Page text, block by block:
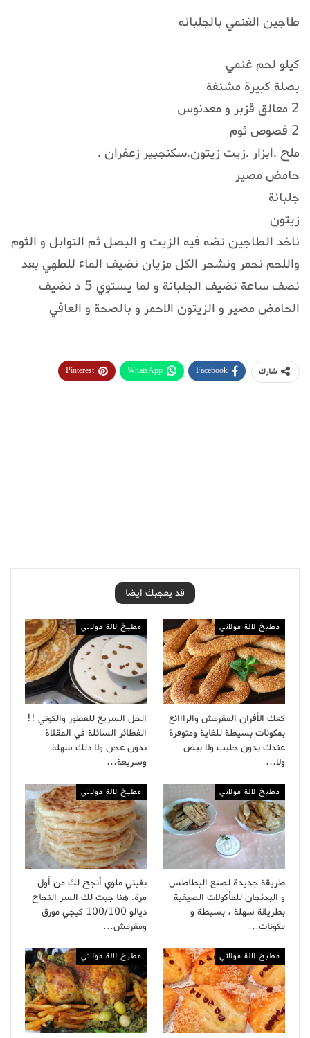
طاجين الغنمي بالجلبانه
كيلو لحم غنمي
بصلة كبيرة مشنفة
2 معالق قزبر و معدنوس
2 فصوص ثوم
ملح .ابزار .زيت زيتون.سكنجبير زعفران .
حامض مصير
جلبانة
زيتون
ناخد الطاجين نضه فيه الزيت و البصل ثم التوابل و الثوم
واللحم نحمر ونشحر الكل مزيان نضيف الماء للطهي بعد
نصف ساعة نضيف الجلبانة و لما يستوي 5 د نضيف
الحامض مصير و الزيتون الاحمر و بالصحة و العافي
شارك Facebook
WhatsApp
Pinterest
قد يعجبك ايضا
مطبخ لالة مولاتي
كعك الأفران المقرمش والرااائع
بمكونات بسيطة للغاية ومتوفرة
عندك بدون حليب ولا بيض
ولا…
مطبخ لالة مولاتي
الحل السريع للفطور والكوتي !!
الفطائر السائلة في المقلاة
بدون عجن ولا دلك سهلة
وسريعة…
مطبخ لالة مولاتي
طريقة جديدة لصنع البطاطس
و البدنجان للمأكولات الصيفية
بطريقة سهلة ، بسيطة و
مكونات…
مطبخ لالة مولاتي
بغيتي ملوي أنجح لك من أول
مرة. هنا جبت لك السر النجاح
ديالو 100/100 كيجي مورق
ومقرمش…
مطبخ لالة مولاتي مطبخ لالة مولاتي